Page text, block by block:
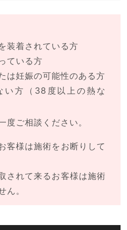
装着されている方
ている方
は妊娠の可能性のある方
い方（38度以上の熱な
度ご相談ください。
客様は施術をお断りして
されて来るお客様は施術
ん。